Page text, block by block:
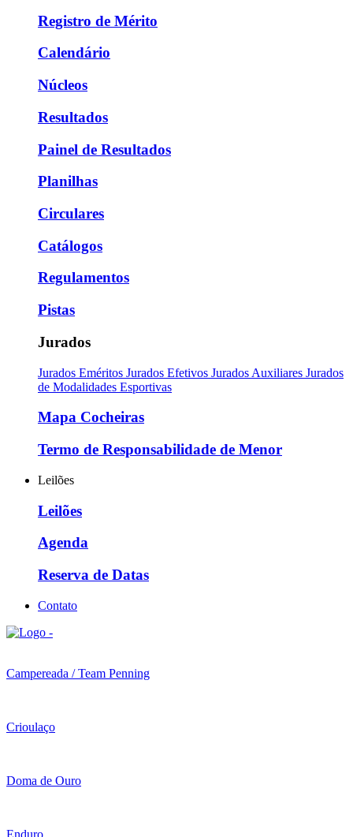
Registro de Mérito
Calendário
Núcleos
Resultados
Painel de Resultados
Planilhas
Circulares
Catálogos
Regulamentos
Pistas
Jurados
Jurados Eméritos Jurados Efetivos Jurados Auxiliares Jurados
de Modalidades Esportivas
Mapa Cocheiras
Termo de Responsabilidade de Menor
Leilões
Leilões
Agenda
Reserva de Datas
Contato
Campereada / Team Penning
Crioulaço
Doma de Ouro
Enduro